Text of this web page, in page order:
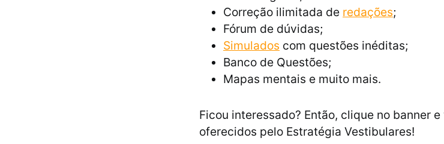
Correção ilimitada de redações;
Fórum de dúvidas;
Simulados com questões inéditas;
Banco de Questões;
Mapas mentais e muito mais.
Ficou interessado? Então, clique no banner
oferecidos pelo Estratégia Vestibulares!